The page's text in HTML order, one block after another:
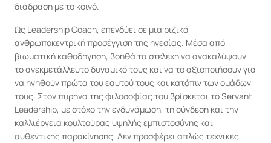
διάδραση με το κοινό.
Ως Leadership Coach, επενδύει σε μια ριζικά
ανθρωποκεντρική προσέγγιση της ηγεσίας. Μέσα από
βιωματική καθοδήγηση, βοηθά τα στελέχη να ανακαλύψουν
το ανεκμετάλλευτο δυναμικό τους και να το αξιοποιήσουν για
να ηγηθούν πρώτα του εαυτού τους και κατόπιν των ομάδων
τους. Στον πυρήνα της φιλοσοφίας του βρίσκεται το Servant
Leadership, με στόχο την ενδυνάμωση, τη σύνδεση και την
καλλιέργεια κουλτούρας υψηλής εμπιστοσύνης και
αυθεντικής παρακίνησης. Δεν προσφέρει απλώς τεχνικές,